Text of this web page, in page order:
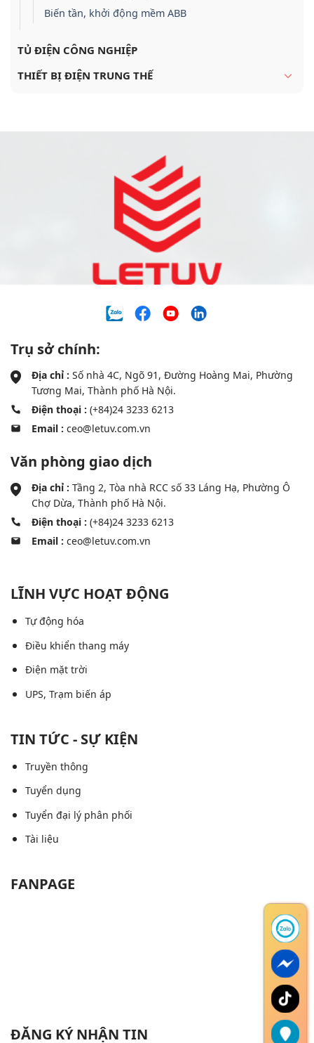
Biến tần, khởi động mềm ABB
TỦ ĐIỆN CÔNG NGHIỆP
THIẾT BỊ ĐIỆN TRUNG THẾ
Trụ sở chính:
Địa chỉ : Số nhà 4C, Ngõ 91, Đường Hoàng Mai, Phường
Tương Mai, Thành phố Hà Nội.
Điện thoại : (+84)24 3233 6213
Email : ceo@letuv.com.vn
Văn phòng giao dịch
Địa chỉ : Tầng 2, Tòa nhà RCC số 33 Láng Hạ, Phường Ô
Chợ Dừa, Thành phố Hà Nội.
Điện thoại : (+84)24 3233 6213
Email : ceo@letuv.com.vn
LĨNH VỰC HOẠT ĐỘNG
Tự động hóa
Điều khiển thang máy
Điện mặt trời
UPS, Trạm biến áp
TIN TỨC - SỰ KIỆN
Truyền thông
Tuyển dụng
Tuyển đại lý phân phối
Tài liệu
FANPAGE
ĐĂNG KÝ NHẬN TIN